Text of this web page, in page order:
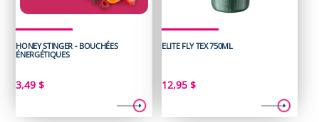
HONEY STINGER - BOUCHÉES
ÉNERGÉTIQUES
3,49$
ELITE FLY TEX 750ML
12,95 $